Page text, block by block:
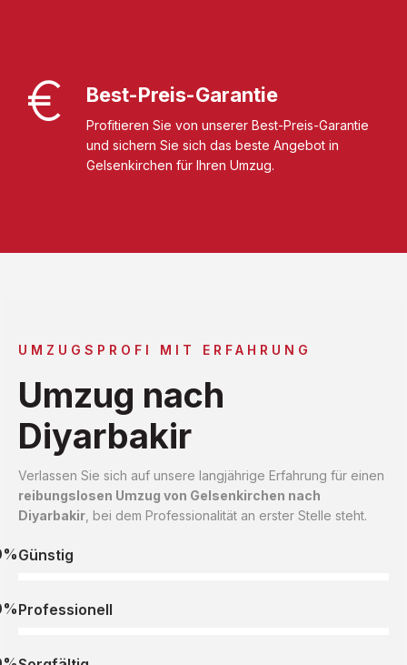
Best-Preis-Garantie
Profitieren Sie von unserer Best-Preis-Garantie
und sichern Sie sich das beste Angebot in
Gelsenkirchen für Ihren Umzug.
UMZUGSPROFI MIT ERFAHRUNG
Umzug nach
Diyarbakir
Verlassen Sie sich auf unsere langjährige Erfahrung für einen
reibungslosen Umzug von Gelsenkirchen nach
Diyarbakir , bei dem Professionalität an erster Stelle steht.
Günstig
Professionell